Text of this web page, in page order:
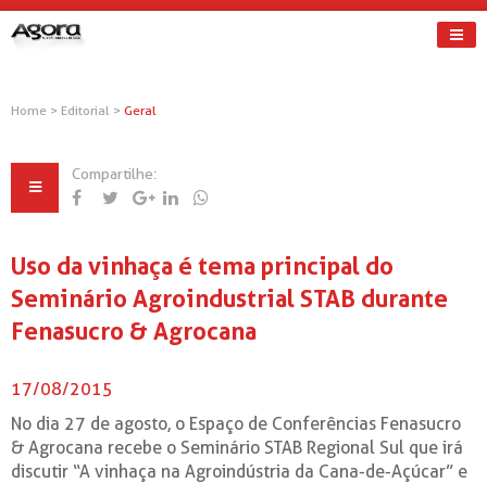
Home > Editorial > Geral
Compartilhe:
Uso da vinhaça é tema principal do
Seminário Agroindustrial STAB durante
Fenasucro & Agrocana
17/08/2015
No dia 27 de agosto, o Espaço de Conferências Fenasucro
& Agrocana recebe o Seminário STAB Regional Sul que irá
discutir “A vinhaça na Agroindústria da Cana-de-Açúcar” e